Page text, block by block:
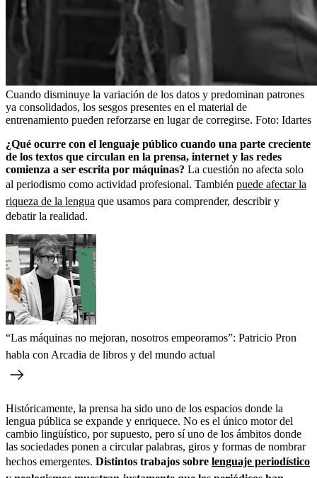
Cuando disminuye la variación de los datos y predominan patrones
ya consolidados, los sesgos presentes en el material de
entrenamiento pueden reforzarse en lugar de corregirse. Foto: Idartes
¿Qué ocurre con el lenguaje público cuando una parte creciente
de los textos que circulan en la prensa, internet y las redes
comienza a ser escrita por máquinas? La cuestión no afecta solo
al periodismo como actividad profesional. También puede afectar la
riqueza de la lengua que usamos para comprender, describir y
debatir la realidad.
“Las máquinas no mejoran, nosotros empeoramos”: Patricio Pron
habla con Arcadia de libros y del mundo actual
Históricamente, la prensa ha sido uno de los espacios donde la
lengua pública se expande y enriquece. No es el único motor del
cambio lingüístico, por supuesto, pero sí uno de los ámbitos donde
las sociedades ponen a circular palabras, giros y formas de nombrar
hechos emergentes. Distintos trabajos sobre lenguaje periodístico